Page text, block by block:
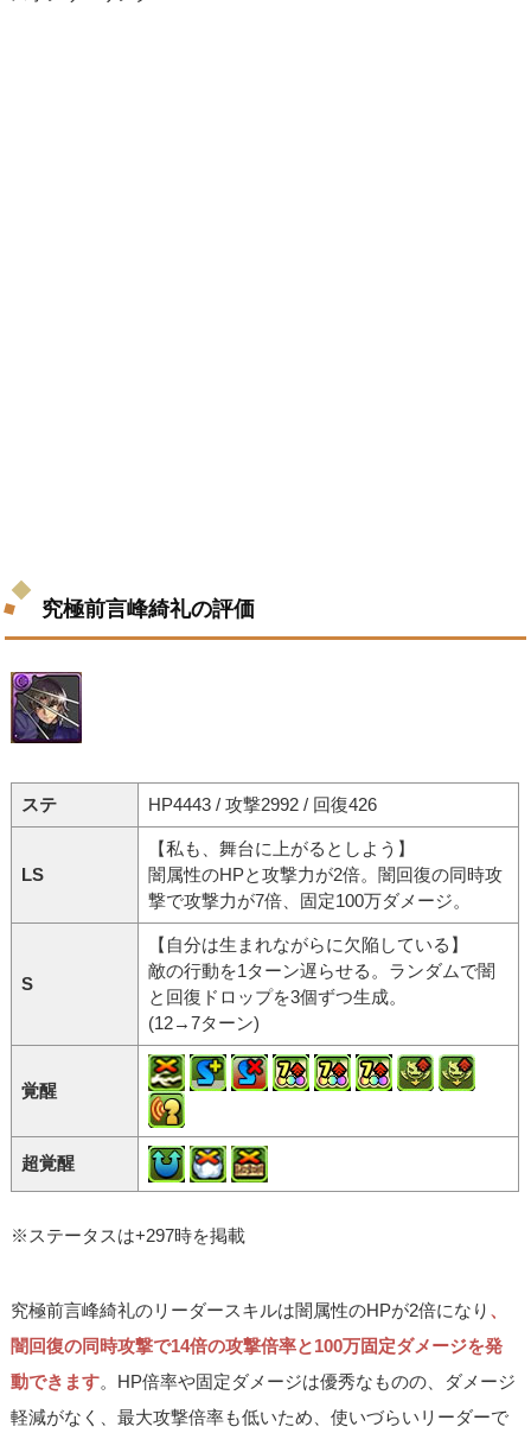
究極前言峰綺礼の評価
ステ HP4443 / 攻撃2992 / 回復426
LS
【私も、舞台に上がるとしよう】
闇属性のHPと攻撃力が2倍。闇回復の同時攻
撃で攻撃力が7倍、固定100万ダメージ。
S
【自分は生まれながらに欠陥している】
敵の行動を1ターン遅らせる。ランダムで闇
と回復ドロップを3個ずつ生成。
(12→7ターン)
覚醒
超覚醒
※ステータスは+297時を掲載
究極前言峰綺礼のリーダースキルは闇属性のHPが2倍になり 、
闇回復の同時攻撃で14倍の攻撃倍率と100万固定ダメージを発
動できます。HP倍率や固定ダメージは優秀なものの、ダメージ
軽減がなく、最大攻撃倍率も低いため、使いづらいリーダーで